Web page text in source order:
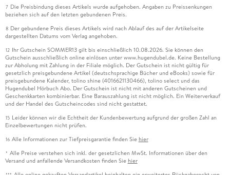
7 Die Preisbindung dieses Artikels wurde aufgehoben. Angaben zu Preissenkungen
beziehen sich auf den letzten gebundenen Preis.
8 Der gebundene Preis dieses Artikels wird nach Ablauf des auf der Artikelseite
dargestellten Datums vom Verlag angehoben.
12 Ihr Gutschein SOMMER13 gilt bis einschließlich 10.08.2026. Sie können den
Gutschein ausschließlich online einlösen unter www.hugendubel.de. Keine Bestellung
zur Abholung mit Zahlung in der Filiale möglich. Der Gutschein ist nicht gültig für
gesetzlich preisgebundene Artikel (deutschsprachige Bücher und eBooks) sowie für
preisgebundene Kalender, tolino shine (4016621130466), tolino select und das
Hugendubel Hörbuch Abo. Der Gutschein ist nicht mit anderen Gutscheinen und
Geschenkkarten kombinierbar. Eine Barauszahlung ist nicht möglich. Ein Weiterverkauf
und der Handel des Gutscheincodes sind nicht gestattet.
15 Leider können wir die Echtheit der Kundenbewertung aufgrund der großen Zahl an
Einzelbewertungen nicht prüfen.
16 Alle Informationen zur Tiefpreisgarantie finden Sie hier
* Alle Preise verstehen sich inkl. der gesetzlichen MwSt. Informationen über den
Versand und anfallende Versandkosten finden Sie hier